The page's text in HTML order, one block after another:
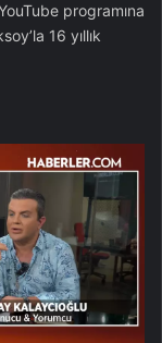
programına
16 yıllık